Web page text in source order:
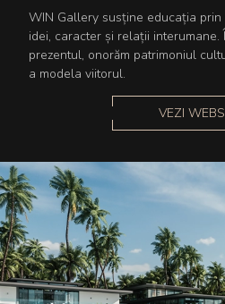
WIN Gallery susține educația
idei, caracter și relații interumane.
prezentul, onorăm patrimoniul
a modela viitorul.
VEZI